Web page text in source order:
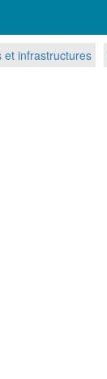
et infrastructures